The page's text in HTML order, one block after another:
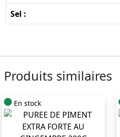
Sel :
Produits similaires
En stock